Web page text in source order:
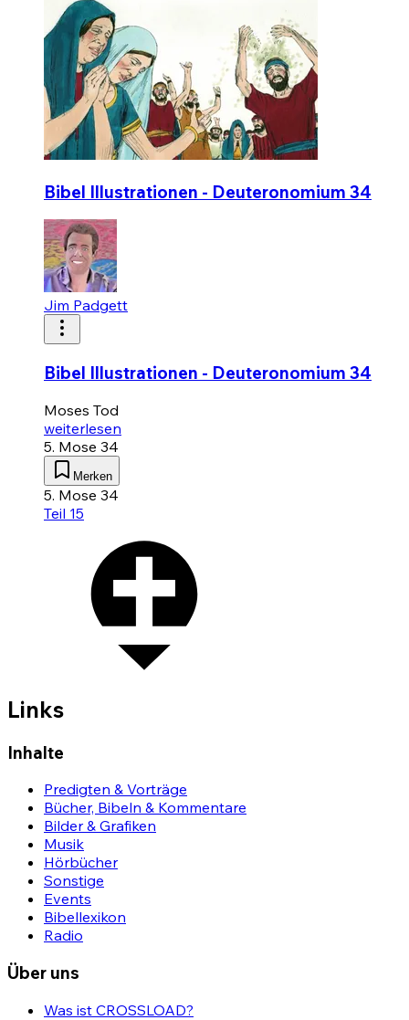
Bibel Illustrationen - Deuteronomium 34
Jim Padgett
Bibel Illustrationen - Deuteronomium 34
Moses Tod
weiterlesen
5. Mose 34
Merken
5. Mose 34
Teil 15
Links
Inhalte
Predigten & Vorträge
Bücher, Bibeln & Kommentare
Bilder & Grafiken
Musik
Hörbücher
Sonstige
Events
Bibellexikon
Radio
Über uns
Was ist CROSSLOAD?